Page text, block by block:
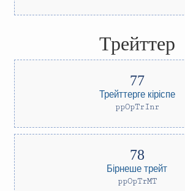
Трейттер
Трейттерге кіріспе
ppOpTrInr
Бірнеше трейт
ppOpTrMT